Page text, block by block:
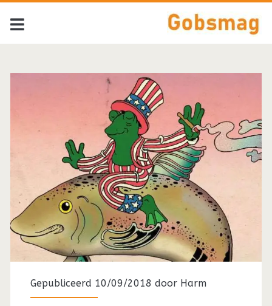
Gepubliceerd 10/09/2018 door Harm